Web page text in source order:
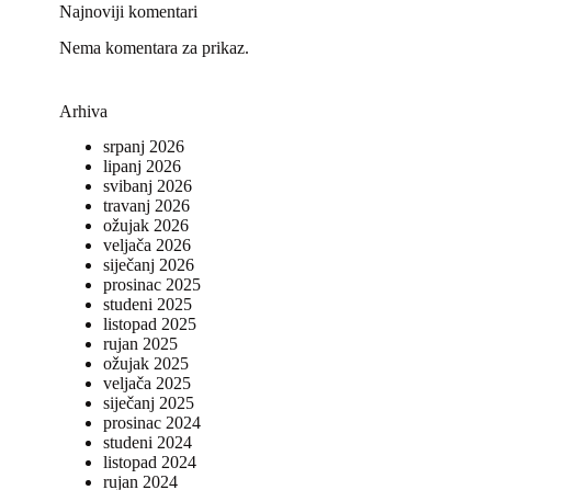
Najnoviji komentari
Nema komentara za prikaz.
Arhiva
srpanj 2026
lipanj 2026
svibanj 2026
travanj 2026
ožujak 2026
veljača 2026
siječanj 2026
prosinac 2025
studeni 2025
listopad 2025
rujan 2025
ožujak 2025
veljača 2025
siječanj 2025
prosinac 2024
studeni 2024
listopad 2024
rujan 2024